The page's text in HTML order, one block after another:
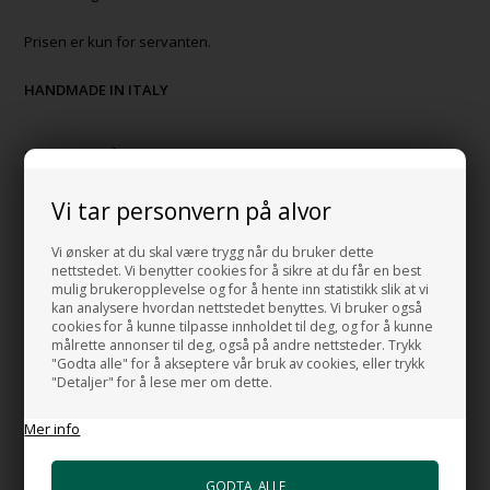
Vi tar personvern på alvor
Vi ønsker at du skal være trygg når du bruker dette
nettstedet. Vi benytter cookies for å sikre at du får en best
mulig brukeropplevelse og for å hente inn statistikk slik at vi
kan analysere hvordan nettstedet benyttes. Vi bruker også
cookies for å kunne tilpasse innholdet til deg, og for å kunne
målrette annonser til deg, også på andre nettsteder. Trykk
"Godta alle" for å akseptere vår bruk av cookies, eller trykk
"Detaljer" for å lese mer om dette.
Mer info
Prisen er kun for servanten.
HANDMADE IN ITALY
HUSK OGSÅ DISSE
Monteringsbolter for servant
+106,00 NOK
Gå til varen
Bunnventil Free Flow i i forkrommet
messing
+492,00 NOK
Gå til varen